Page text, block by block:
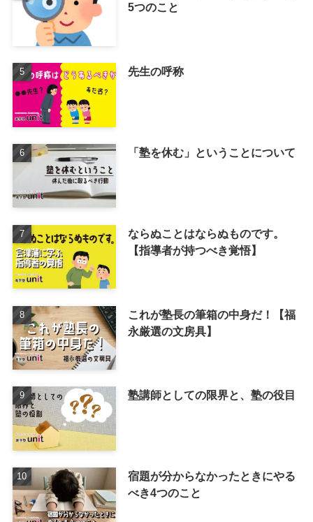
5つのこと
先生の呼称
「塾を休む」ということについて
ならぬことはならぬものです。
【指導者が持つべき覚悟】
これが塾長の筆箱の中身だ！【福
永厳選の文房具】
塾講師としての限界と、塾の役目
宿題が分からなかったときにやる
べき4つのこと